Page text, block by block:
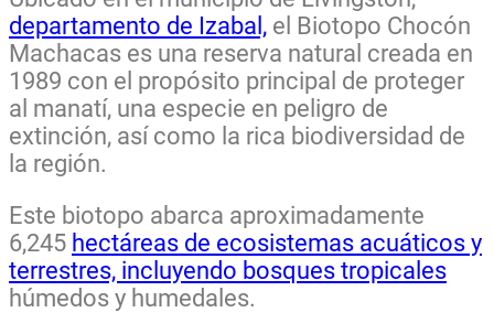
departamento de Izabal, el Biotopo Chocón
Machacas es una reserva natural creada en
1989 con el propósito principal de proteger
al manatí, una especie en peligro de
extinción, así como la rica biodiversidad de
la región.
Este biotopo abarca aproximadamente
6,245 hectáreas de ecosistemas acuáticos y
terrestres, incluyendo bosques tropicales
húmedos y humedales.